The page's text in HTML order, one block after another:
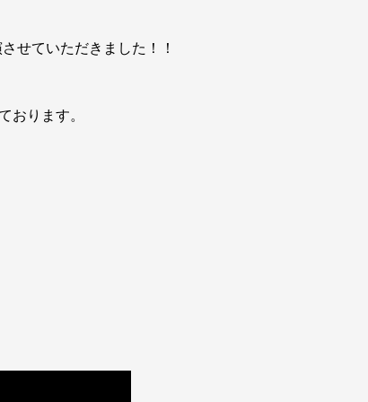
せていただきました！！
おります。